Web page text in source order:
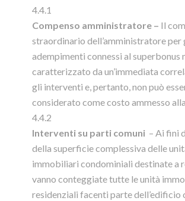
4.4.1
Compenso amministratore – Il
straordinario dell’amministratore per
adempimenti connessi al superbonus
caratterizzato da un’immediata
gli interventi e, pertanto, non può
considerato come costo ammesso
4.4.2
Interventi su parti comuni – Ai fini
della superficie complessiva delle
immobiliari condominiali destinate a
vanno conteggiate tutte le unità
residenziali facenti parte dell’edificio